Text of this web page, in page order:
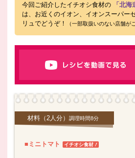
今回ご紹介したイチオシ食材の
「北
は、お近くのイオン、イオンスーパー
リュでどうぞ！
（一部取扱いのない店舗が
材料 （2人分） 調理時間8分
■ミニトマト イチオシ食材！